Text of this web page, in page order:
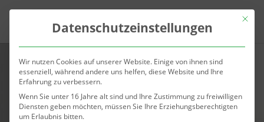
Mit
Datenschutzeinstellungen
Wir nutzen Cookies auf unserer Website. Einige von ihnen sind
essenziell, während andere uns helfen, diese Website und Ihre
Erfahrung zu verbessern.
Wenn Sie unter 16 Jahre alt sind und Ihre Zustimmung zu freiwilligen
Diensten geben möchten, müssen Sie Ihre Erziehungsberechtigten
um Erlaubnis bitten.